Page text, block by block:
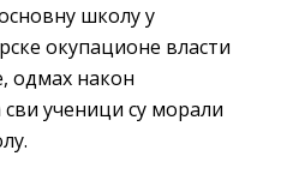
школу у
окупационе власти
одмах након
сви ученици су морали